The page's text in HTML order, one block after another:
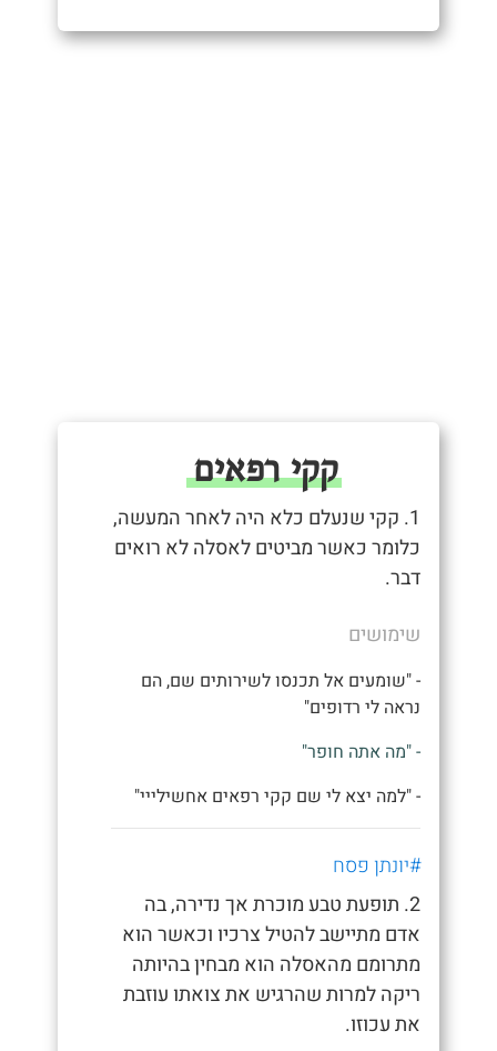
קקי רפאים
1. קקי שנעלם כלא היה לאחר המעשה,
כלומר כאשר מביטים לאסלה לא רואים
דבר.
שימושים
- "שומעים אל תכנסו לשירותים שם, הם
נראה לי רדופים"
- "מה אתה חופר"
- "למה יצא לי שם קקי רפאים אחשילייי"
#יונתן פסח
2. תופעת טבע מוכרת אך נדירה, בה
אדם מתיישב להטיל צרכיו וכאשר הוא
מתרומם מהאסלה הוא מבחין בהיותה
ריקה למרות שהרגיש את צואתו עוזבת
את עכוזו.